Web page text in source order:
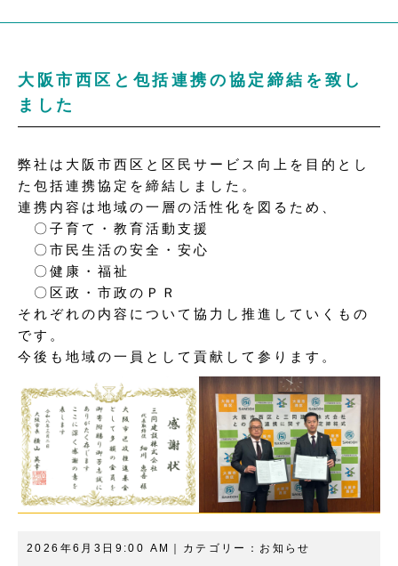
大阪市西区と包括連携の協定締結を致し
ました
弊社は大阪市西区と区民サービス向上を目的とし
た包括連携協定を締結しました。
連携内容は地域の一層の活性化を図るため、
〇子育て・教育活動支援
〇市民生活の安全・安心
〇健康・福祉
〇区政・市政のＰＲ
それぞれの内容について協力し推進していくもの
です。
今後も地域の一員として貢献して参ります。
2026年6月3日9:00 AM｜カテゴリー： お知らせ